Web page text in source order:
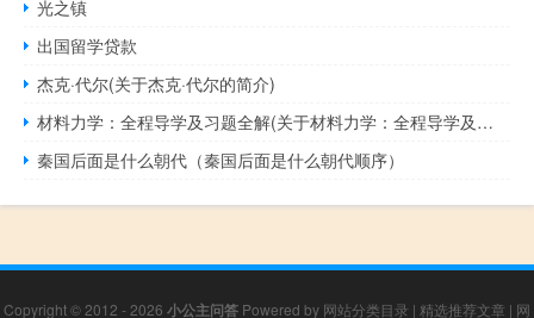
光之镇
出国留学贷款
杰克·代尔(关于杰克·代尔的简介)
材料力学：全程导学及习题全解(关于材料力学：全程导学及习题全解的简介)
秦国后面是什么朝代（秦国后面是什么朝代顺序）
Copyright © 2012 - 2026 小公主问答 Powered by 网站分类目录 | 精选推荐文章 | 网